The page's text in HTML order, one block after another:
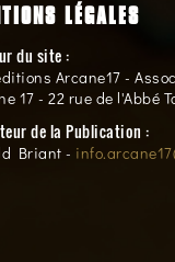
LÉGALES
du site :
Arcane17 -
17 - 22 rue de l'Abbé
de la Publication :
Briant -